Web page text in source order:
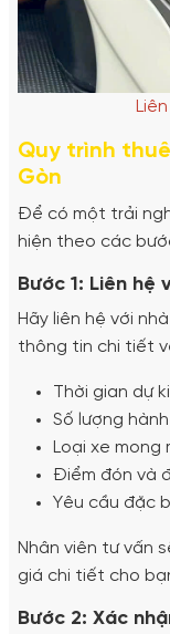
Quy trình
Gòn
Để có một trải
hiện theo các
Bước 1: Liên hệ
Hãy liên hệ với
thông tin chi tiết
Thời gian dự
Số lượng
Loại xe mong
Điểm đón và
Yêu cầu đặc
Nhân viên tư vấn
giá chi tiết cho
Bước 2: Xác